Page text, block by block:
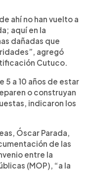
ahí no han vuelto a
aquí en la
dañadas que
agregó
Cutuco.
5 a 10 años de estar
o construyan
indicaron los
Óscar Parada,
de las
entre la
(MOP), “a la